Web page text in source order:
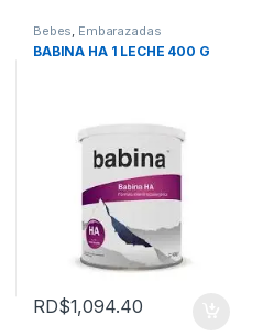
Bebes, Embarazadas
BABINA HA 1 LECHE 400 G
RD$1,094.40